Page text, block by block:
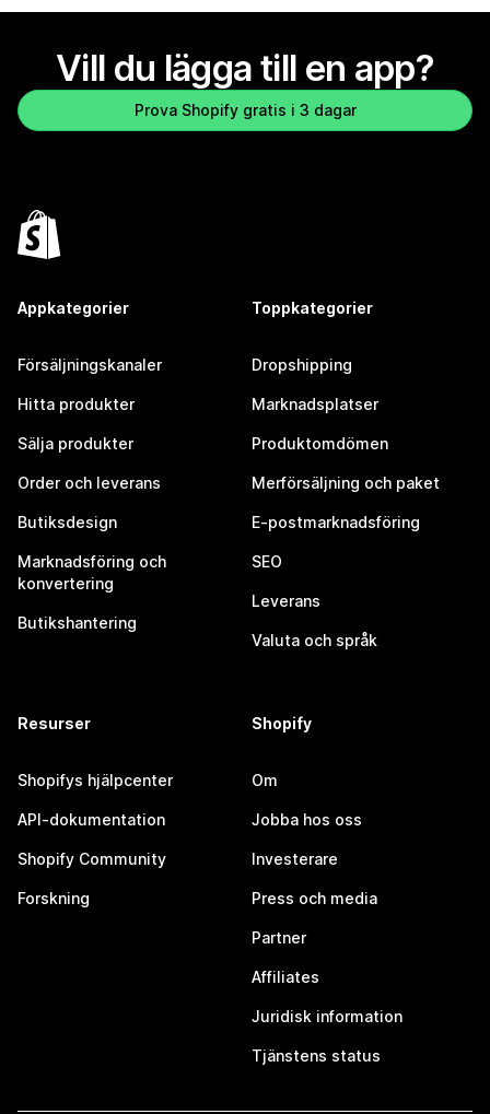
Vill du lägga till en app?
Prova Shopify gratis i 3 dagar
Appkategorier
Försäljningskanaler
Hitta produkter
Sälja produkter
Order och leverans
Butiksdesign
Marknadsföring och
konvertering
Butikshantering
Toppkategorier
Dropshipping
Marknadsplatser
Produktomdömen
Merförsäljning och paket
E-postmarknadsföring
SEO
Leverans
Valuta och språk
Resurser
Shopifys hjälpcenter
API-dokumentation
Shopify Community
Forskning
Shopify
Om
Jobba hos oss
Investerare
Press och media
Partner
Affiliates
Juridisk information
Tjänstens status